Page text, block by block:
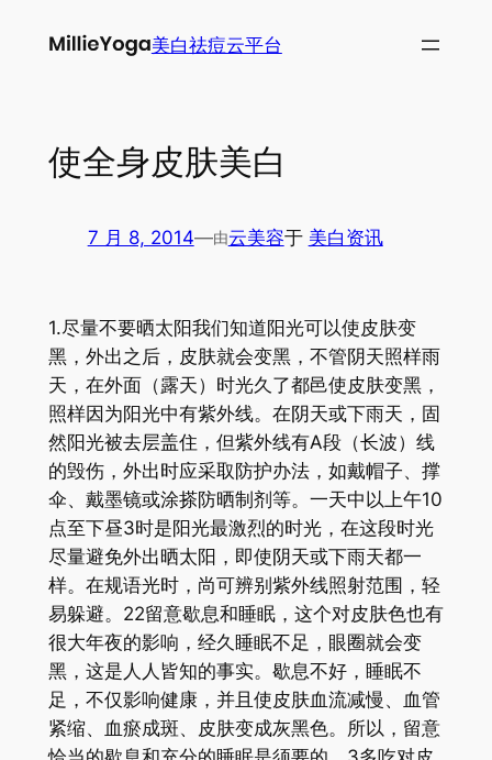
美白祛痘云平台
使全身皮肤美白
7 月 8, 2014—由云美容于 美白资讯
1.尽量不要晒太阳我们知道阳光可以使皮肤变
黑，外出之后，皮肤就会变黑，不管阴天照样雨
天，在外面（露天）时光久了都邑使皮肤变黑，
照样因为阳光中有紫外线。在阴天或下雨天，固
然阳光被去层盖住，但紫外线有A段（长波）线
的毁伤，外出时应采取防护办法，如戴帽子、撑
伞、戴墨镜或涂搽防晒制剂等。一天中以上午10
点至下昼3时是阳光最激烈的时光，在这段时光
尽量避免外出晒太阳，即使阴天或下雨天都一
样。在规语光时，尚可辨别紫外线照射范围，轻
易躲避。22留意歇息和睡眠，这个对皮肤色也有
很大年夜的影响，经久睡眠不足，眼圈就会变
黑，这是人人皆知的事实。歇息不好，睡眠不
足，不仅影响健康，并且使皮肤血流减慢、血管
紧缩、血瘀成斑、皮肤变成灰黑色。所以，留意